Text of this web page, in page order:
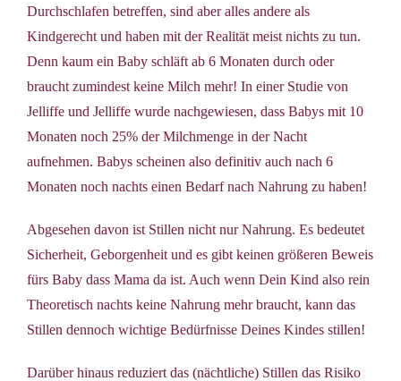
Durchschlafen betreffen, sind aber alles andere als
Kindgerecht und haben mit der Realität meist nichts zu tun.
Denn kaum ein Baby schläft ab 6 Monaten durch oder
braucht zumindest keine Milch mehr! In einer Studie von
Jelliffe und Jelliffe wurde nachgewiesen, dass Babys mit 10
Monaten noch 25% der Milchmenge in der Nacht
aufnehmen. Babys scheinen also definitiv auch nach 6
Monaten noch nachts einen Bedarf nach Nahrung zu haben!
Abgesehen davon ist Stillen nicht nur Nahrung. Es bedeutet
Sicherheit, Geborgenheit und es gibt keinen größeren Beweis
fürs Baby dass Mama da ist. Auch wenn Dein Kind also rein
Theoretisch nachts keine Nahrung mehr braucht, kann das
Stillen dennoch wichtige Bedürfnisse Deines Kindes stillen!
Darüber hinaus reduziert das (nächtliche) Stillen das Risiko